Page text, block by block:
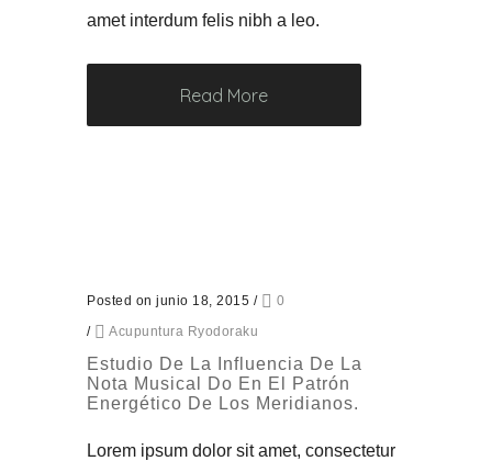
amet interdum felis nibh a leo.
Read More
Posted on junio 18, 2015 /
0
/
Acupuntura Ryodoraku
Estudio De La Influencia De La
Nota Musical Do En El Patrón
Energético De Los Meridianos.
Lorem ipsum dolor sit amet, consectetur